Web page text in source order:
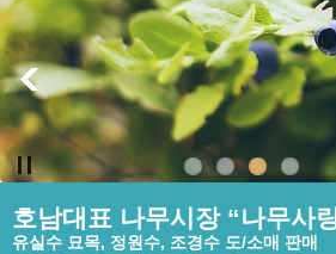
호남대표 나무시장 “나무사
유실수 묘목, 정원수, 조경수 도/소매 판매